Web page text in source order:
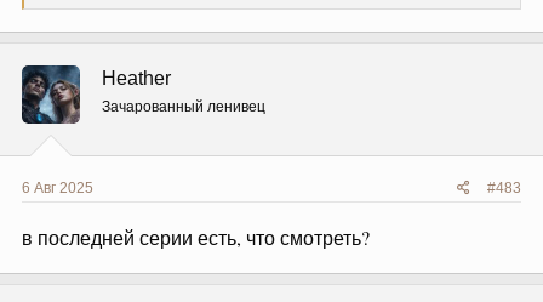
ц
и
и
:
Heather
Зачарованный ленивец
6 Авг 2025 #483
в последней серии есть, что смотреть?